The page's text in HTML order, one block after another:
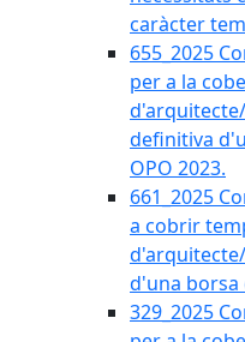
caràcter
655_2025
per a la
definitiva
OPO 2023.
661_2025
a cobrir
d'una borsa
329_2025